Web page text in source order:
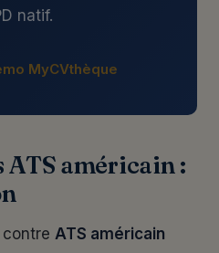
natif.
MyCVthèque
ATS américain :
contre ATS américain